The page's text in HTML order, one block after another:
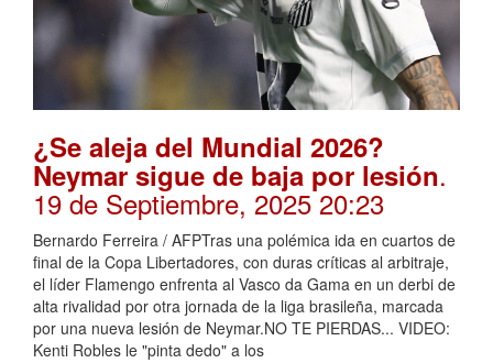
¿Se aleja del Mundial 2026?
Neymar sigue de baja por lesión.
19 de Septiembre, 2025 20:23
Bernardo Ferreira / AFPTras una polémica ida en cuartos de
final de la Copa Libertadores, con duras críticas al arbitraje,
el líder Flamengo enfrenta al Vasco da Gama en un derbi de
alta rivalidad por otra jornada de la liga brasileña, marcada
por una nueva lesión de Neymar.NO TE PIERDAS... VIDEO:
Kenti Robles le "pinta dedo" a los